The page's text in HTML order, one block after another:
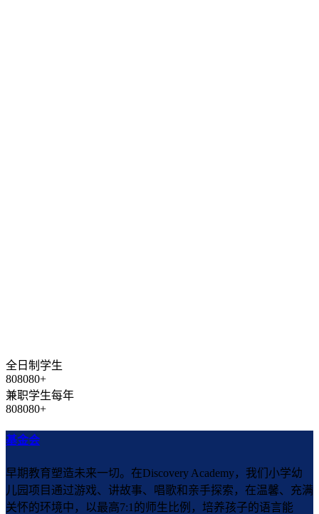
全日制学生
808080+
兼职学生每年
808080+
基金会
早期教育塑造未来一切。在Discovery Academy，我们小学幼
儿园项目通过游戏、讲故事、唱歌和亲手探索，在温馨、充满
关怀的环境中，以最高7:1的师生比例，培养孩子的语言能